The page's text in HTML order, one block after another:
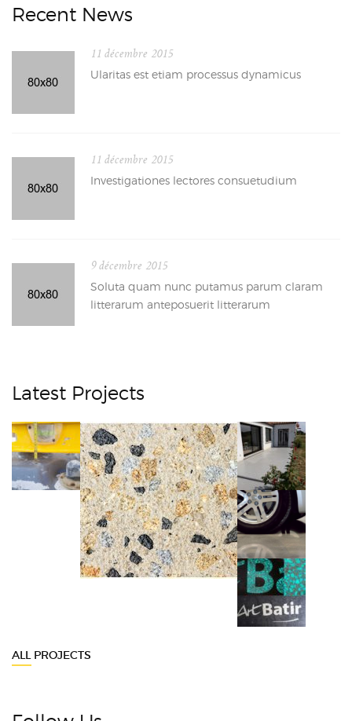
Recent News
11 décembre 2015
Ularitas est etiam processus dynamicus
11 décembre 2015
Investigationes lectores consuetudium
9 décembre 2015
Soluta quam nunc putamus parum claram
litterarum anteposuerit litterarum
Latest Projects
ALL PROJECTS